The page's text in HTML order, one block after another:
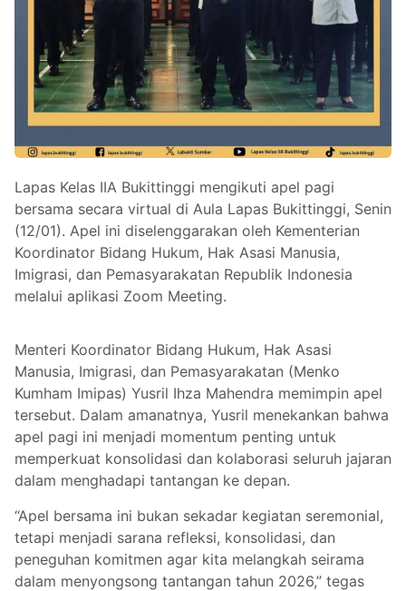
Lapas Kelas IIA Bukittinggi mengikuti apel pagi
bersama secara virtual di Aula Lapas Bukittinggi, Senin
(12/01). Apel ini diselenggarakan oleh Kementerian
Koordinator Bidang Hukum, Hak Asasi Manusia,
Imigrasi, dan Pemasyarakatan Republik Indonesia
melalui aplikasi Zoom Meeting.
Menteri Koordinator Bidang Hukum, Hak Asasi
Manusia, Imigrasi, dan Pemasyarakatan (Menko
Kumham Imipas) Yusril Ihza Mahendra memimpin apel
tersebut. Dalam amanatnya, Yusril menekankan bahwa
apel pagi ini menjadi momentum penting untuk
memperkuat konsolidasi dan kolaborasi seluruh jajaran
dalam menghadapi tantangan ke depan.
“Apel bersama ini bukan sekadar kegiatan seremonial,
tetapi menjadi sarana refleksi, konsolidasi, dan
peneguhan komitmen agar kita melangkah seirama
dalam menyongsong tantangan tahun 2026,” tegas